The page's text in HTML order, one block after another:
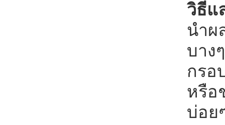
วิธีแ
นำผ
บาง
กรอ
หรือ
บ่อย